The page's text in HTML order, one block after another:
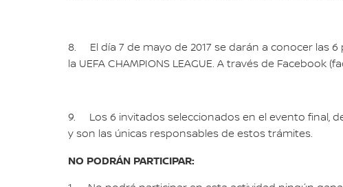
8. El día 7 de mayo de 2017 se darán a conocer las 6
la UEFA CHAMPIONS LEAGUE. A través de Facebook
9. Los 6 invitados seleccionados en el evento final,
y son las únicas responsables de estos trámites.
NO PODRÁN PARTICIPAR: